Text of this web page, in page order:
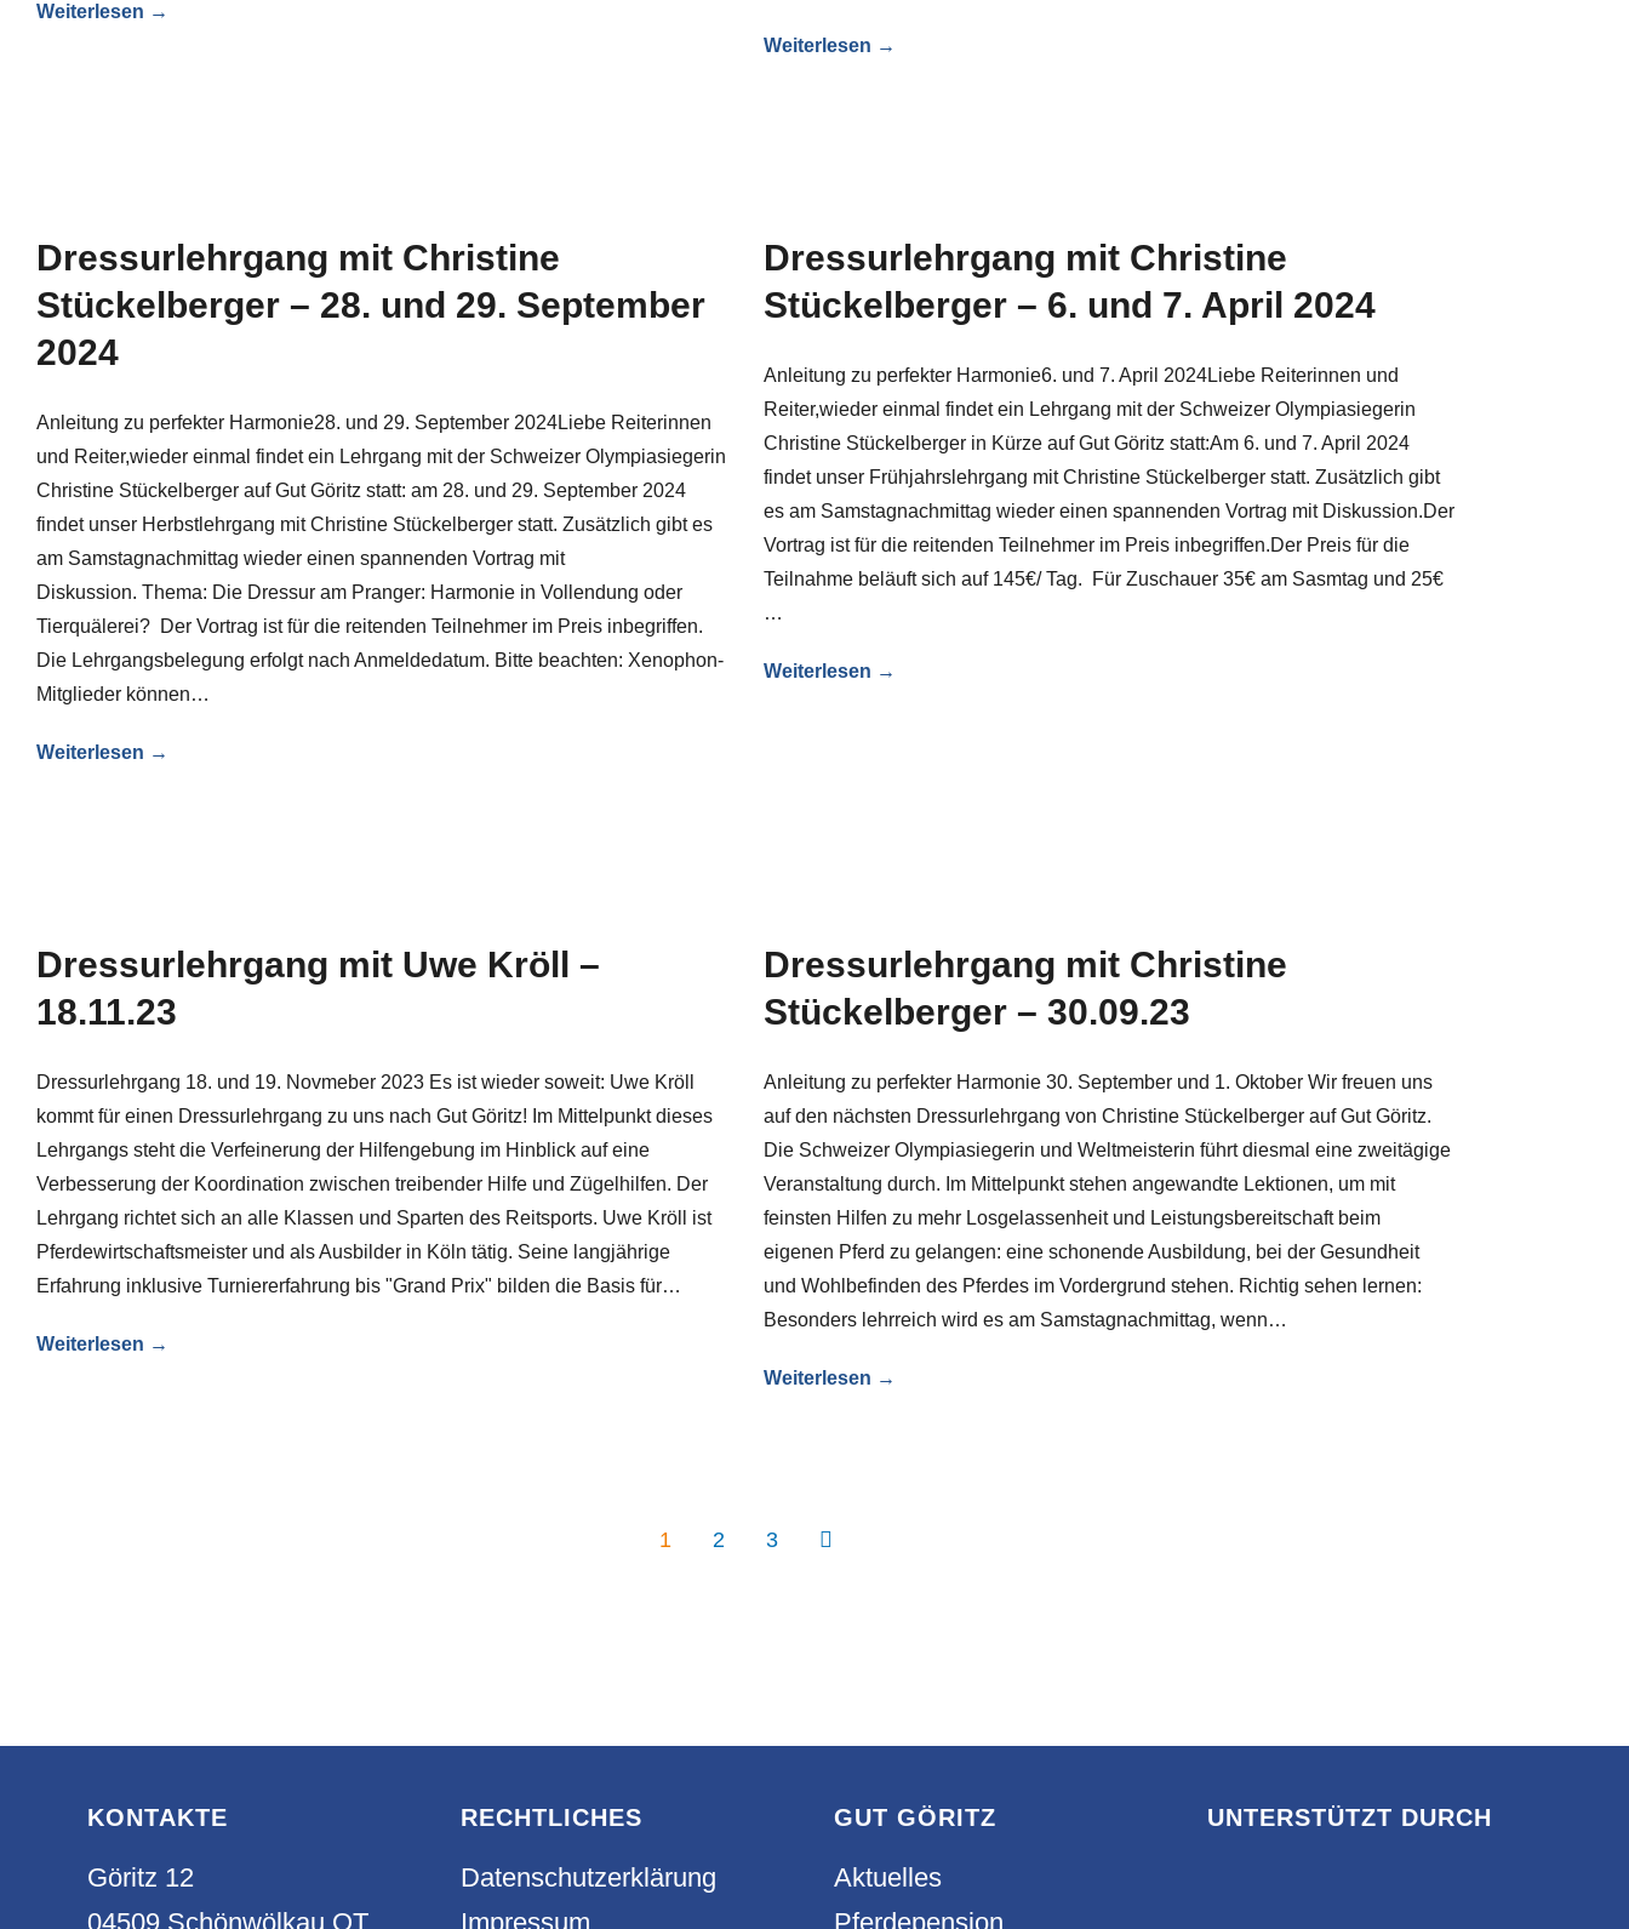
Weiterlesen →
Weiterlesen →
Dressurlehrgang mit Christine
Stückelberger – 28. und 29. September
2024
Anleitung zu perfekter Harmonie28. und 29. September 2024Liebe Reiterinnen
und Reiter,wieder einmal findet ein Lehrgang mit der Schweizer Olympiasiegerin
Christine Stückelberger auf Gut Göritz statt: am 28. und 29. September 2024
findet unser Herbstlehrgang mit Christine Stückelberger statt. Zusätzlich gibt es
am Samstagnachmittag wieder einen spannenden Vortrag mit
Diskussion. Thema: Die Dressur am Pranger: Harmonie in Vollendung oder
Tierquälerei? Der Vortrag ist für die reitenden Teilnehmer im Preis inbegriffen.
Die Lehrgangsbelegung erfolgt nach Anmeldedatum. Bitte beachten: Xenophon-
Mitglieder können…
Weiterlesen →
Dressurlehrgang mit Christine
Stückelberger – 6. und 7. April 2024
Anleitung zu perfekter Harmonie6. und 7. April 2024Liebe Reiterinnen und
Reiter,wieder einmal findet ein Lehrgang mit der Schweizer Olympiasiegerin
Christine Stückelberger in Kürze auf Gut Göritz statt:Am 6. und 7. April 2024
findet unser Frühjahrslehrgang mit Christine Stückelberger statt. Zusätzlich gibt
es am Samstagnachmittag wieder einen spannenden Vortrag mit Diskussion.Der
Vortrag ist für die reitenden Teilnehmer im Preis inbegriffen.Der Preis für die
Teilnahme beläuft sich auf 145€/ Tag. Für Zuschauer 35€ am Sasmtag und 25€
…
Weiterlesen →
Dressurlehrgang mit Uwe Kröll –
18.11.23
Dressurlehrgang 18. und 19. Novmeber 2023 Es ist wieder soweit: Uwe Kröll
kommt für einen Dressurlehrgang zu uns nach Gut Göritz! Im Mittelpunkt dieses
Lehrgangs steht die Verfeinerung der Hilfengebung im Hinblick auf eine
Verbesserung der Koordination zwischen treibender Hilfe und Zügelhilfen. Der
Lehrgang richtet sich an alle Klassen und Sparten des Reitsports. Uwe Kröll ist
Pferdewirtschaftsmeister und als Ausbilder in Köln tätig. Seine langjährige
Erfahrung inklusive Turniererfahrung bis "Grand Prix" bilden die Basis für…
Weiterlesen →
Dressurlehrgang mit Christine
Stückelberger – 30.09.23
Anleitung zu perfekter Harmonie 30. September und 1. Oktober Wir freuen uns
auf den nächsten Dressurlehrgang von Christine Stückelberger auf Gut Göritz.
Die Schweizer Olympiasiegerin und Weltmeisterin führt diesmal eine zweitägige
Veranstaltung durch. Im Mittelpunkt stehen angewandte Lektionen, um mit
feinsten Hilfen zu mehr Losgelassenheit und Leistungsbereitschaft beim
eigenen Pferd zu gelangen: eine schonende Ausbildung, bei der Gesundheit
und Wohlbefinden des Pferdes im Vordergrund stehen. Richtig sehen lernen:
Besonders lehrreich wird es am Samstagnachmittag, wenn…
Weiterlesen →
1 2 3
KONTAKTE
Göritz 12
04509 Schönwölkau OT
RECHTLICHES
Datenschutzerklärung
Impressum
GUT GÖRITZ
Aktuelles
Pferdepension
UNTERSTÜTZT DURCH